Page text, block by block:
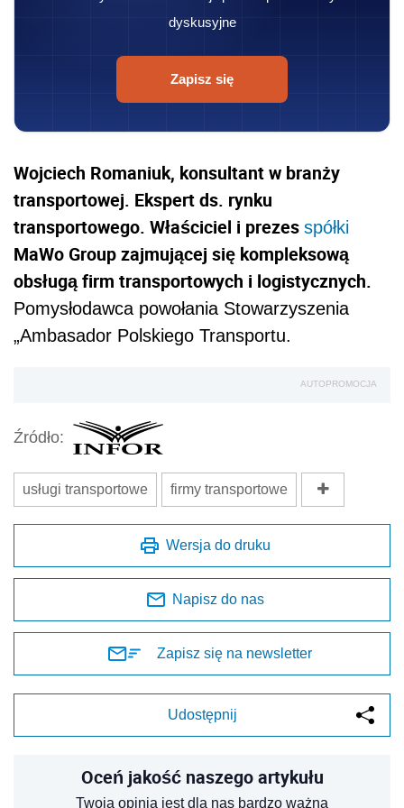
dyskusyjne
Zapisz się
Wojciech Romaniuk, konsultant w branży
transportowej. Ekspert ds. rynku
transportowego. Właściciel i prezes spółki
MaWo Group zajmującej się kompleksową
obsługą firm transportowych i logistycznych.
Pomysłodawca powołania Stowarzyszenia
„Ambasador Polskiego Transportu.
AUTOPROMOCJA
Źródło:
usługi transportowe firmy transportowe
Wersja do druku
Napisz do nas
Zapisz się na newsletter
Udostępnij
Oceń jakość naszego artykułu
Twoja opinia jest dla nas bardzo ważna